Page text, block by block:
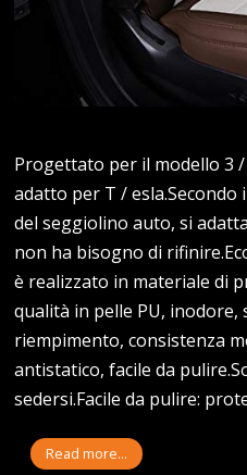
Progettato per il modello 3
adatto per T / esla.Secondo
del seggiolino auto, si
non ha bisogno di
è realizzato in materiale di
qualità in pelle PU, inodore,
riempimento, consistenza
antistatico, facile da
sedersi.Facile da pulire:
Read more...